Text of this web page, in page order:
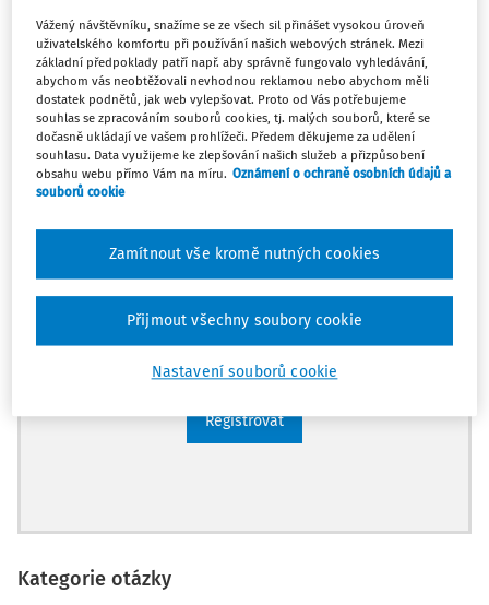
Zatím jste si přečetli jen začátek…
Celý dokument je jen pro předplatitele.
Zaregistrujte se a získejte
zdarma plný přístup na 14 dnů.
Díky tomu získáte
Všechny placené články na webu
Ucelený přehled pracovních situací
Archiv časopisů
Registrovat
Kategorie otázky
Vážený návštěvníku, snažíme se ze všech sil přinášet vysokou úroveň
uživatelského komfortu při používání našich webových stránek. Mezi
základní předpoklady patří např. aby správně fungovalo vyhledávání,
abychom vás neobtěžovali nevhodnou reklamou nebo abychom měli
dostatek podnětů, jak web vylepšovat. Proto od Vás potřebujeme
souhlas se zpracováním souborů cookies, tj. malých souborů, které se
dočasně ukládají ve vašem prohlížeči. Předem děkujeme za udělení
souhlasu. Data využijeme ke zlepšování našich služeb a přizpůsobení
obsahu webu přímo Vám na míru. Oznámení o ochraně osobních údajů a
souborů cookie
Nastavení souborů cookie
Zamítnout vše kromě nutných cookies
Přijmout všechny soubory cookie